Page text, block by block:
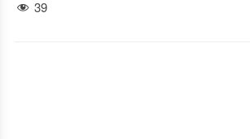
39